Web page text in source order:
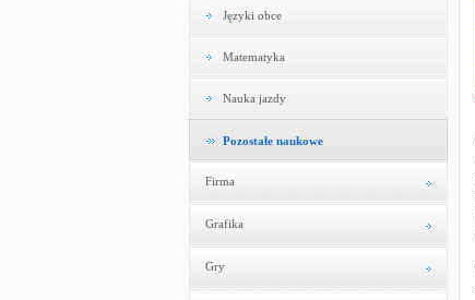
Języki obce
Matematyka
Nauka jazdy
Pozostałe naukowe
Firma
Grafika
Gry